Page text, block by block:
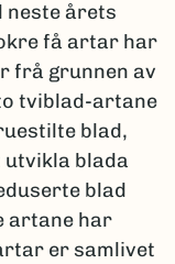
neste årets
få artar har
frå grunnen av
tviblad-artane
blad,
utvikla blada
blad
artane har
er samlivet